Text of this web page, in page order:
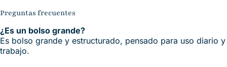
Preguntas frecuentes
¿Es un bolso grande?
Es bolso grande y estructurado, pensado para uso diario y
trabajo.